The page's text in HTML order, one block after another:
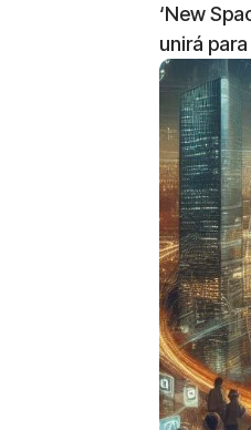
‘New
unirá